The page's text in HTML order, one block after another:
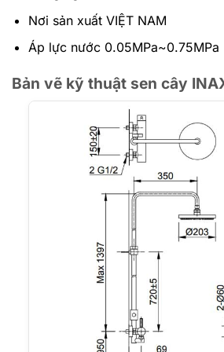
Nơi sản xuất VIỆT NAM
Áp lực nước 0.05MPa~0.75MPa
Bản vẽ kỹ thuật sen cây